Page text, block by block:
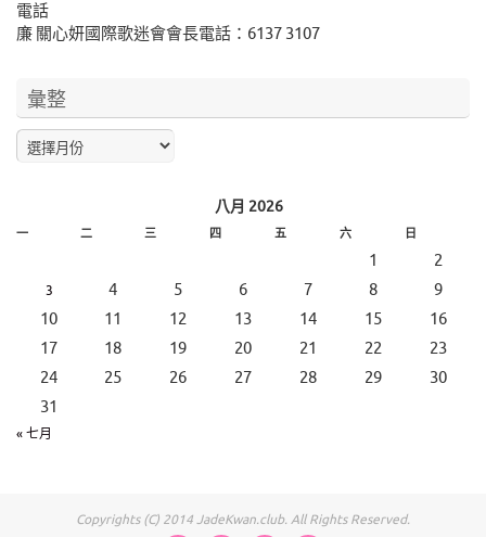
電話
廉 關心妍國際歌迷會會長電話：6137 3107
彙整
八月 2026
一 二 三 四 五 六 日
« 七月
1 2
3 4 5 6 7 8
9
10
11 12 13 14 15
16
17
18 19 20 21 22
23
24
25 26 27 28 29
30
31
Copyrights (C) 2014 JadeKwan.club. All Rights Reserved.